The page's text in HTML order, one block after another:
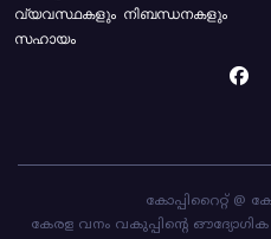
വ്യവസ്ഥകളും നിബന്ധനകളും
സഹായം
കോപ്പിറൈറ്റ് @
കേരള വനം വകുപ്പിന്റെ